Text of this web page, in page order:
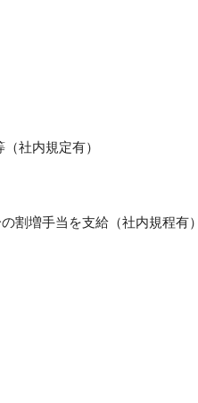
社内規定有）
割増手当を支給（社内規程有）